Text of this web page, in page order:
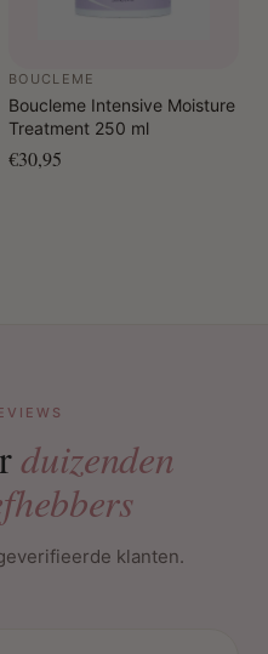
BOUCLEME
Boucleme Intensive Moisture
Treatment 250 ml
€30,95
duizenden
klanten.